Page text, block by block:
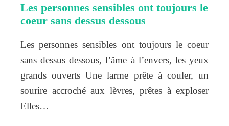
Les personnes sensibles ont toujours le
coeur sans dessus dessous
Les personnes sensibles ont toujours le coeur
sans dessus dessous, l’âme à l’envers, les yeux
grands ouverts Une larme prête à couler, un
sourire accroché aux lèvres, prêtes à exploser
Elles…